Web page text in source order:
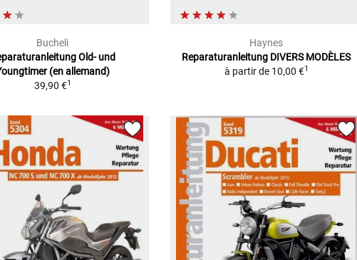
Bucheli
Old- und
(en allemand)
39,90 €1
Haynes
Reparaturanleitung DIVERS MODÈLES
à partir de 10,00 €1